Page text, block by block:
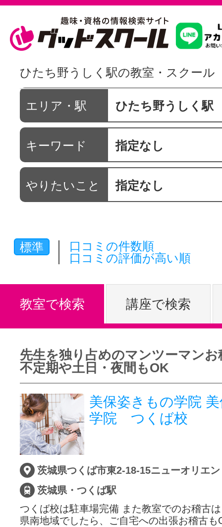
習いたいこ
スクールを
駅・路線か
通信講座を
体験レッス
やりたいこ
特集をみる
グッドスク
掲載のお問
サイトマッ
ひたち野うしく駅の教室・スクール
エリア・駅 ひたち野うしく駅
キーワード 指定なし
やりたいこと 指定なし
標準
口コミの件数順
口コミの評価が高い順
教室で検索 講座で検索
先生を独り占めのマンツーマンお
不定期や土日・夜間もOK
美保姿きもの学院
学院 つくば校
茨城県つくば市東2-18-15ニューオリエ
茨城県・つくば駅
つくば校は駐車場完備 また教室でのお稽古
県南地域でしたら、ご自宅への出張お稽古